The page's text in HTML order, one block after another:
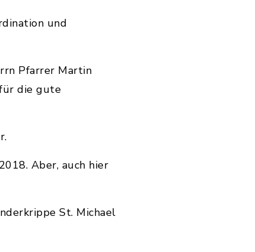
und
Pfarrer Martin
die gute
Aber, auch hier
St. Michael